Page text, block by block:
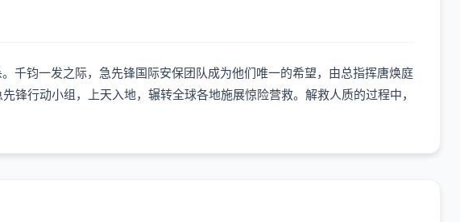
千钧一发之际，急先锋国际安保团队成为他们唯一的希望，由总指挥唐焕庭
锋行动小组，上天入地，辗转全球各地施展惊险营救。解救人质的过程中，